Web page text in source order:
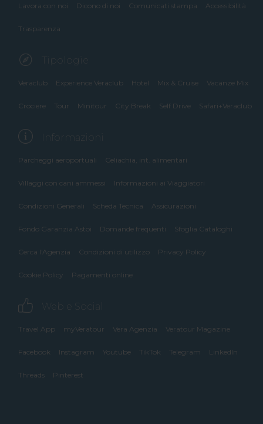
Lavora con noi Dicono di noi Comunicati stampa Accessibilità
Trasparenza
Tipologie
Veraclub Experience Veraclub Hotel Mix & Cruise Vacanze Mix
Crociere Tour Minitour City Break Self Drive Safari+Veraclub
Informazioni
Parcheggi aeroportuali Celiachia, int. alimentari
Villaggi con cani ammessi Informazioni ai Viaggiatori
Condizioni Generali Scheda Tecnica Assicurazioni
Fondo Garanzia Astoi Domande frequenti Sfoglia Cataloghi
Cerca l'Agenzia Condizioni di utilizzo Privacy Policy
Cookie Policy Pagamenti online
Web e Social
Travel App myVeratour Vera Agenzia Veratour Magazine
Facebook Instagram Youtube TikTok Telegram LinkedIn
Threads Pinterest